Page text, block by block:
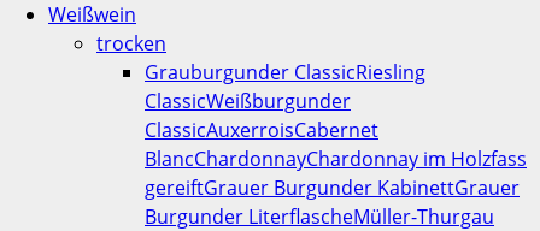
Weißwein
trocken
Grauburgunder ClassicRiesling
ClassicWeißburgunder
ClassicAuxerroisCabernet
BlancChardonnayChardonnay im Holzfass
gereiftGrauer Burgunder KabinettGrauer
Burgunder LiterflascheMüller-Thurgau